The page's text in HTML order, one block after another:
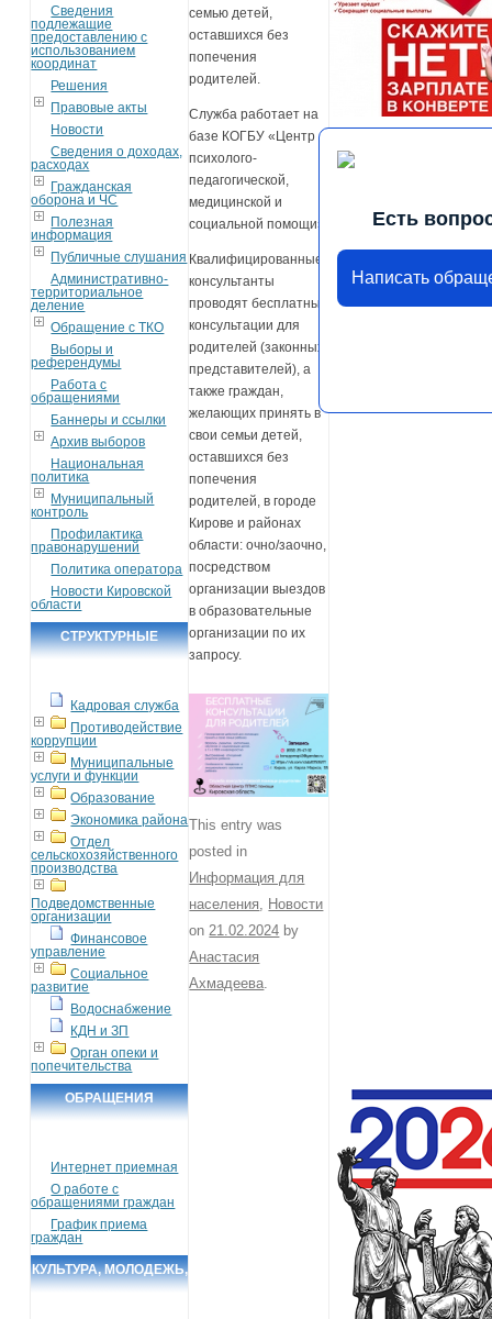
Сведения
подлежащие
предоставлению с
использованием
координат
Решения
Правовые акты
Новости
Сведения о доходах,
расходах
Гражданская
оборона и ЧС
Полезная
информация
Публичные слушания
Административно-
территориальное
деление
Обращение с ТКО
Выборы и
референдумы
Работа с
обращениями
Баннеры и ссылки
Архив выборов
Национальная
политика
Муниципальный
контроль
Профилактика
правонарушений
Политика оператора
Новости Кировской
области
СТРУКТУРНЫЕ
Кадровая служба
Противодействие
коррупции
Муниципальные
услуги и функции
Образование
Экономика района
Отдел
сельскохозяйственного
производства
Подведомственные
организации
Финансовое
управление
Социальное
развитие
Водоснабжение
КДН и ЗП
Орган опеки и
попечительства
ОБРАЩЕНИЯ
Интернет приемная
О работе с
обращениями граждан
График приема
граждан
КУЛЬТУРА, МОЛОДЕЖЬ,
семью детей,
оставшихся без
попечения
родителей.
Служба работает на
базе КОГБУ «Центр
психолого-
педагогической,
медицинской и
социальной помощи».
Квалифицированные
консультанты
проводят бесплатные
консультации для
родителей (законных
представителей), а
также граждан,
желающих принять в
свои семьи детей,
оставшихся без
попечения
родителей, в городе
Кирове и районах
области: очно/заочно,
посредством
организации выездов
в образовательные
организации по их
запросу.
This entry was
posted in
Информация для
населения
Новости
on 21.02.2024 by
Анастасия
Ахмадеева
Есть
Написать